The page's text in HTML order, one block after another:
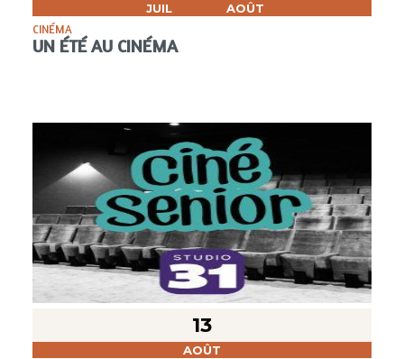
JUIL AOÛT
CINÉMA
UN ÉTÉ AU CINÉMA
13
AOÛT